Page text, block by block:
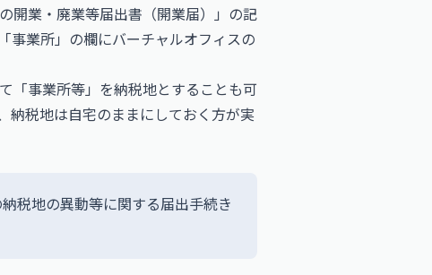
開業・廃業等届出書（開業届）」の記
事業所」の欄にバーチャルオフィスの
「事業所等」を納税地とすることも可
納税地は自宅のままにしておく方が実
税地の異動等に関する届出手続き